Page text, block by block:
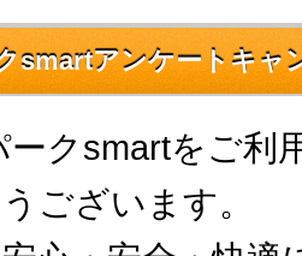
smartアンケートキャ
ークsmartをご利
ございます。